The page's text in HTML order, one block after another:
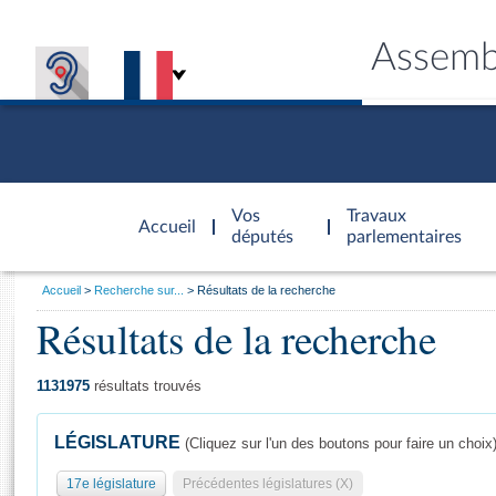
Accueil
d'accueil
Vos
députés
Travaux
parlementaires
Général
Vous
Accueil Recherche sur... Résultats de la recherche
Résultats de la recherche
1131975 résultats trouvés
LÉGISLATURE (Cliquez sur l'un des boutons pour faire un choix)
17e législature Précédentes législatures (X)